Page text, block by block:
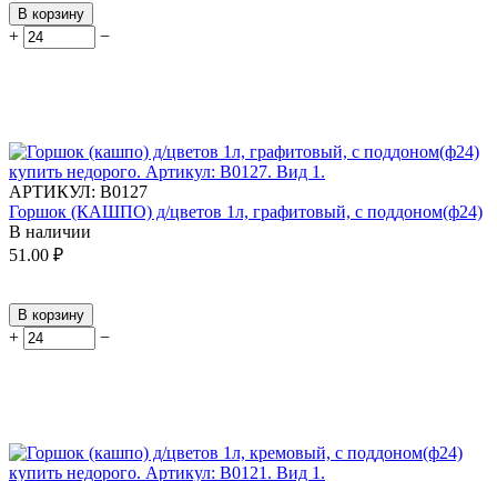
В корзину
+ −
АРТИКУЛ: В0127
Горшок (КАШПО) д/цветов 1л, графитовый, с поддоном(ф24)
В наличии
51.00 ₽
В корзину
+ −